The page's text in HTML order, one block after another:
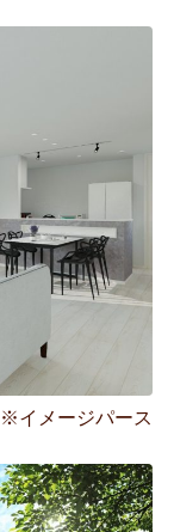
※イメージパース